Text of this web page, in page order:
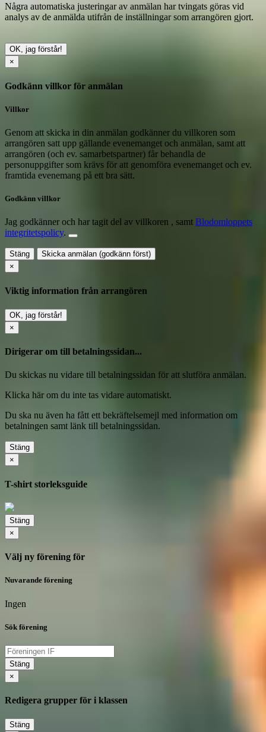
Några automatiska justeringar av anmälan har tvingats göras vid
analys av de anmälda utifrån de inställningar som arrangören gjort.
OK, jag förstår!
×
Godkänn villkor för anmälan
Villkor
Genom att skicka in din anmälan godkänner du villkoren som
arrangören satt upp gällande evenemanget och anmälan, samt att
arrangören (och ev. samarbetspartner) får behandla de
personuppgifter som krävs för att genomföra evenemanget och ev.
framtida evenemang på ett bra sätt.
Godkänn villkor
Jag godkänner och har tagit del av villkoren , samt Blodomloppets
integritetspolicy.
Stäng
Skicka anmälan (godkänn först)
×
Viktig information från arrangören
OK, jag förstår!
×
Dirigerar om till betalningssidan...
Du skickas nu vidare till betalningssidan för att slutföra anmälan.
Klicka här om du inte tas vidare automatiskt.
Du ska nu även ha fått ett bekräftelsemejl med information om
betalningen samt länk till betalningssidan.
Stäng
×
T-shirt storleksguide
Stäng
×
Välj ny förening för
Nuvarande förening
Ingen
Sök förening
Stäng
×
Redigera grupper för i klassen
Stäng